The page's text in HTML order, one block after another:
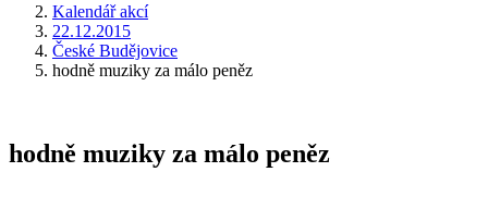
Kalendář akcí
22.12.2015
České Budějovice
hodně muziky za málo peněz
hodně muziky za málo peněz